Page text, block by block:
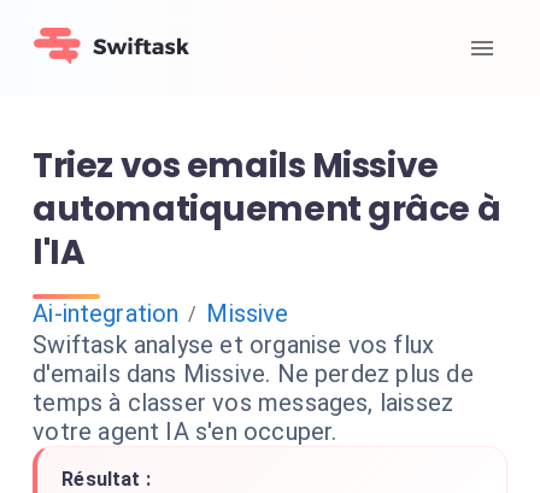
Triez vos emails Missive
automatiquement grâce à
l'IA
Ai-integration / Missive
Swiftask analyse et organise vos flux
d'emails dans Missive. Ne perdez plus de
temps à classer vos messages, laissez
votre agent IA s'en occuper.
Résultat :